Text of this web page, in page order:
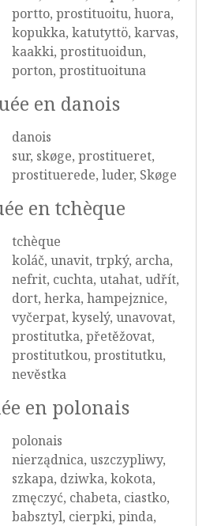
portto, prostituoitu, huora,
kopukka, katutyttö, karvas,
kaakki, prostituoidun,
porton, prostituoituna
en danois
danois
sur, skøge, prostitueret,
prostituerede, luder, Skøge
en tchèque
tchèque
koláč, unavit, trpký, archa,
nefrit, cuchta, utahat, udřít,
dort, herka, hampejznice,
vyčerpat, kyselý, unavovat,
prostitutka, přetěžovat,
prostitutkou, prostitutku,
nevěstka
en polonais
polonais
nierządnica, uszczypliwy,
szkapa, dziwka, kokota,
zmęczyć, chabeta, ciastko,
babsztyl, cierpki, pinda,